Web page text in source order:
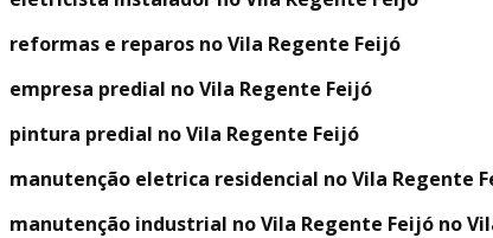
reformas e reparos no Vila Regente Feijó
empresa predial no Vila Regente Feijó
pintura predial no Vila Regente Feijó
manutenção eletrica residencial no Vila Regente
manutenção industrial no Vila Regente Feijó no